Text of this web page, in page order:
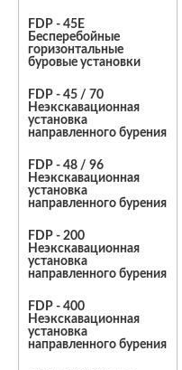
FDP - 45E
Бесперебойные
горизонтальные
буровые установки
FDP - 45 / 70
Неэкскавационная
установка
направленного бурения
FDP - 48 / 96
Неэкскавационная
установка
направленного бурения
FDP - 200
Неэкскавационная
установка
направленного бурения
FDP - 400
Неэкскавационная
установка
направленного бурения